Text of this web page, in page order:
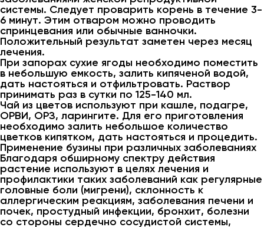
системы. Следует проварить корень в течение 3-
6 минут. Этим отваром можно проводить
спринцевания или обычные ванночки.
Положительный результат заметен через месяц
лечения.
При запорах сухие ягоды необходимо поместить
в небольшую емкость, залить кипяченой водой,
дать настояться и отфильтровать. Раствор
принимать раз в сутки по 125-140 мл.
Чай из цветов используют при кашле, подагре,
ОРВИ, ОРЗ, ларингите. Для его приготовления
необходимо залить небольшое количество
цветков кипятком, дать настояться и процедить.
Применение бузины при различных заболеваниях
Благодаря обширному спектру действия
растение используют в целях лечения и
профилактики таких заболеваний как регулярные
головные боли (мигрени), склонность к
аллергическим реакциям, заболевания печени и
почек, простудный инфекции, бронхит, болезни
со стороны сердечно сосудистой системы,